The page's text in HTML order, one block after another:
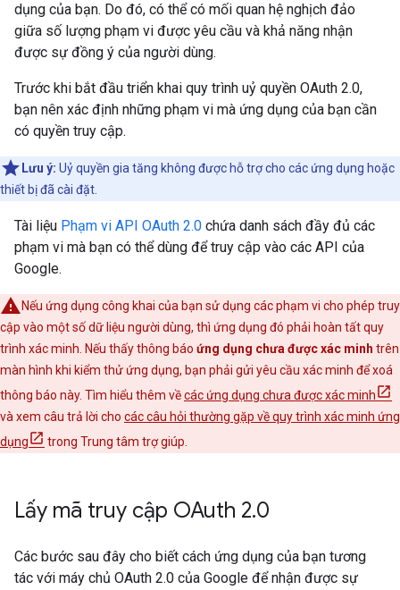
dụng của bạn. Do đó, có thể có mối quan hệ nghịch đảo
giữa số lượng phạm vi được yêu cầu và khả năng nhận
được sự đồng ý của người dùng.
Trước khi bắt đầu triển khai quy trình uỷ quyền OAuth 2.0,
bạn nên xác định những phạm vi mà ứng dụng của bạn cần
có quyền truy cập.
Lưu ý: Uỷ quyền gia tăng không được hỗ trợ cho các ứng dụng hoặc
thiết bị đã cài đặt.
Tài liệu Phạm vi API OAuth 2.0 chứa danh sách đầy đủ các
phạm vi mà bạn có thể dùng để truy cập vào các API của
Google.
Nếu ứng dụng công khai của bạn sử dụng các phạm vi cho phép truy
cập vào một số dữ liệu người dùng, thì ứng dụng đó phải hoàn tất quy
trình xác minh. Nếu thấy thông báo ứng dụng chưa được xác minh trên
màn hình khi kiểm thử ứng dụng, bạn phải gửi yêu cầu xác minh để xoá
thông báo này. Tìm hiểu thêm vềcác ứng dụng chưa được xác minh
và xem câu trả lời cho các câu hỏi thường gặp về quy trình xác minh ứng
dụng
trong Trung tâm trợ giúp.
Lấy mã truy cập OAuth 2.0
Các bước sau đây cho biết cách ứng dụng của bạn tương
tác với máy chủ OAuth 2.0 của Google để nhận được sự